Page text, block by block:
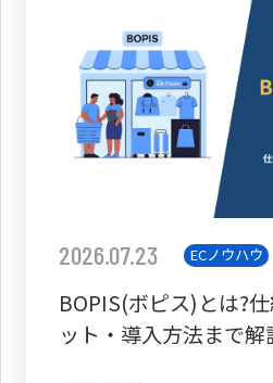
2026.07.23 ECノウハウ
BOPIS(ボピス)とは?
ット・導入方法まで解